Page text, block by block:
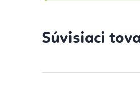
Súvisiaci